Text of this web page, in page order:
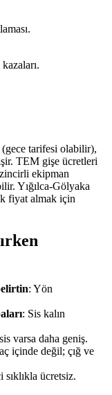
tarifesi olabilir),
TEM gişe ücretleri
ekipman
Yığılca-Gölyaka
fiyat almak için
: Yön
: Sis kalın
varsa daha geniş.
içinde değil; çığ ve
sıklıkla ücretsiz.